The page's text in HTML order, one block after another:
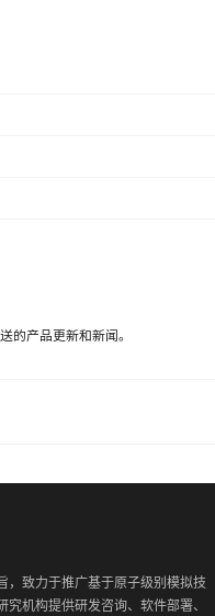
的产品更新和新闻。
，致力于推广基于原子级别模拟技
机构提供研发咨询、软件部署、